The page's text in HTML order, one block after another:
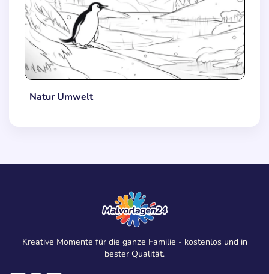
Natur Umwelt
Kreative Momente für die ganze Familie - kostenlos und in
bester Qualität.